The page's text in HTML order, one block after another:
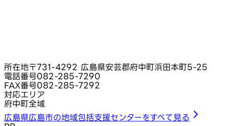
所在地〒731-4292 広島県安芸郡府中町浜田本町5-25
電話番号082-285-7290
FAX番号082-285-7292
対応エリア
府中町全域
広島県広島市の地域包括支援センターをすべて見る